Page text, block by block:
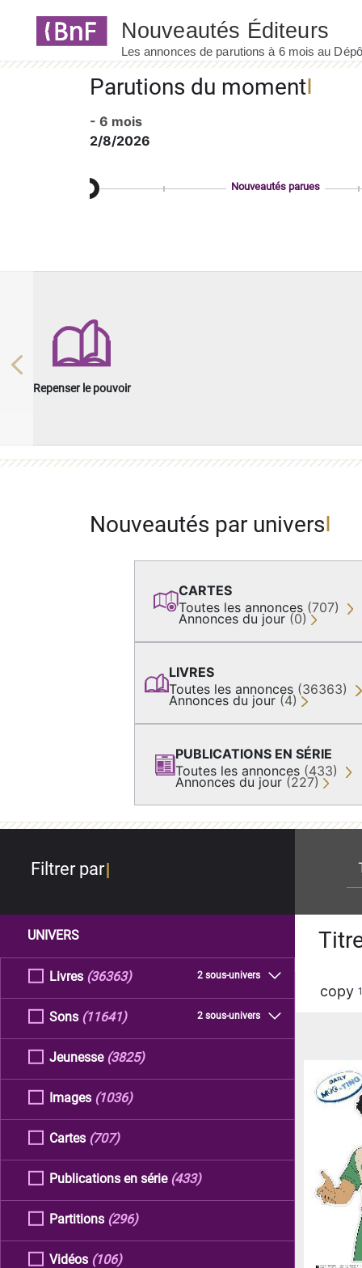
Parutions du moment
- 6 mois
2/8/2026
Nouveautés parues
Repenser le pouvoir
Previous
Nouveautés par univers
CARTES
Toutes les annonces (707)
Annonces du jour (0)
LIVRES
Toutes les annonces (36363)
Annonces du jour (4)
PUBLICATIONS EN SÉRIE
Toutes les annonces (433)
Annonces du jour (227)
Filtrer par
UNIVERS
Livres 2 sous-univers
(36363)
Sons 2 sous-univers
(11641)
Jeunesse (3825)
Images (1036)
Cartes (707)
Publications en série (433)
Partitions (296)
Vidéos (106)
copy